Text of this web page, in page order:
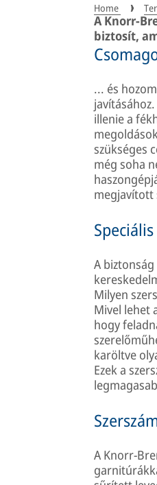
Home
A Knorr-
biztosít,
... és
illenie a
szükséges
még soha
megjavított
A
Milyen
Mivel lehet
hogy
karöltve
Ezek a
A Knorr-